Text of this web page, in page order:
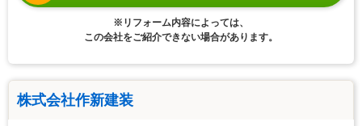
※リフォーム内容によっては、
この会社をご紹介できない場合があります。
株式会社作新建装